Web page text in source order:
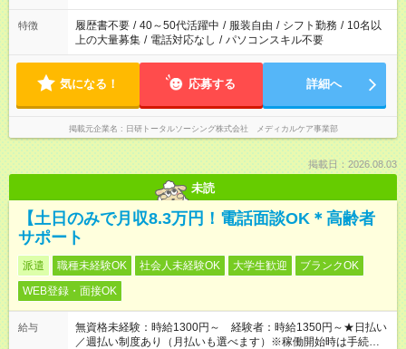
特徴 履歴書不要 / 40～50代活躍中 / 服装自由 / シフト勤務 / 10名以
上の大量募集 / 電話対応なし / パソコンスキル不要
気になる！ 応募する 詳細へ
掲載元企業名 日研トータルソーシング株式会社 メディカルケア事業部
掲載日：2026.08.03
未読
【土日のみで月収8.3万円！電話面談OK＊高齢者
サポート
派遣 職種未経験OK 社会人未経験OK 大学生歓迎
ブランクOK
WEB登録・面接OK
給与
無資格未経験：時給1300円～ 経験者：時給1350円～★日払い
／週払い制度あり（月払いも選べます）※稼働開始時は手続き完